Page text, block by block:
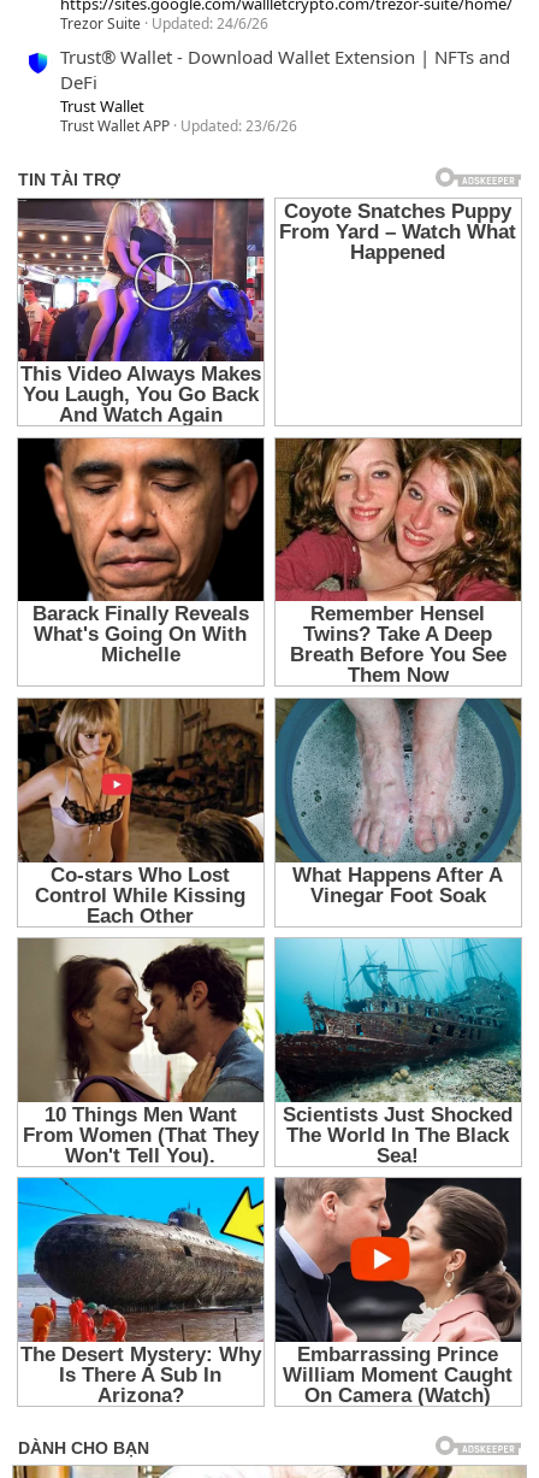
Trezor Suite Updated:24/6/26
Trust® Wallet - Download Wallet Extension | NFTs and
DeFi
Trust Wallet
Trust Wallet APP Updated:23/6/26